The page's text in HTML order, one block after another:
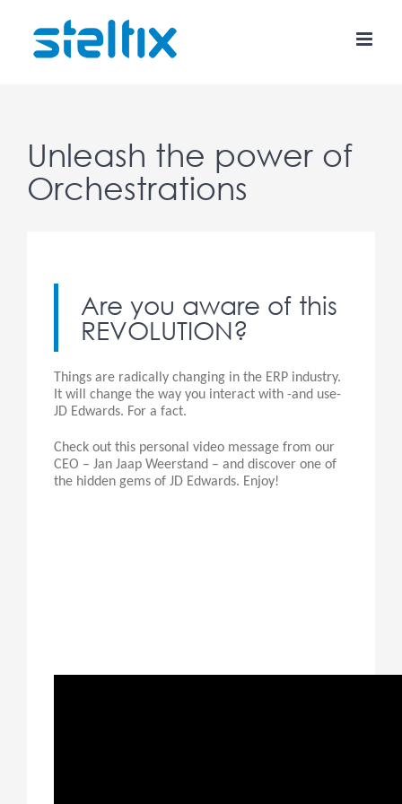
content
Unleash the power of
Orchestrations
Are you aware of this
REVOLUTION?
Things are radically changing in the ERP industry.
It will change the way you interact with -and use-
JD Edwards. For a fact.
Check out this personal video message from our
CEO – Jan Jaap Weerstand – and discover one of
the hidden gems of JD Edwards. Enjoy!